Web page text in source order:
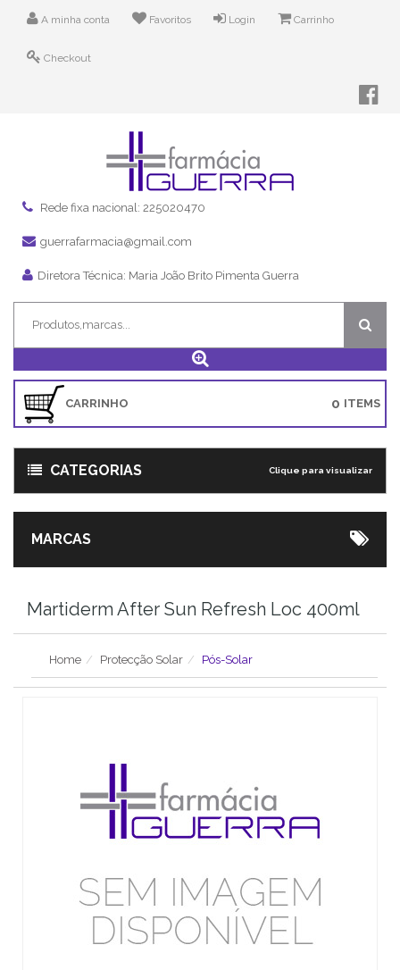
A minha conta Favoritos Login Carrinho
Checkout
Rede fixa nacional: 225020470
guerrafarmacia@gmail.com
Diretora Técnica: Maria João Brito Pimenta Guerra
CARRINHO ITEMS
0
CATEGORIAS Clique para visualizar
MARCAS
Martiderm After Sun Refresh Loc 400ml
Home Protecção Solar Pós-Solar